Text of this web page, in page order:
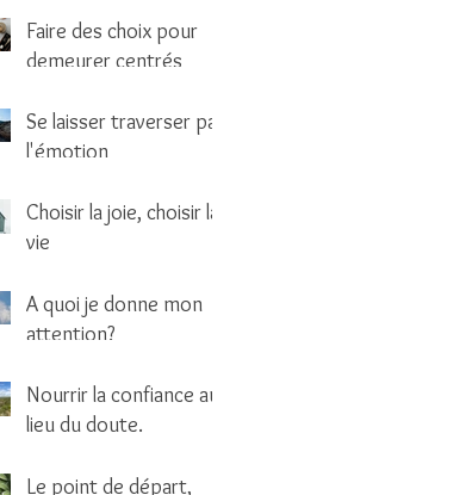
Faire des choix pour
demeurer centrés
Se laisser traverser par
l'émotion
Choisir la joie, choisir la
vie
A quoi je donne mon
attention?
Nourrir la confiance au
lieu du doute.
Le point de départ,